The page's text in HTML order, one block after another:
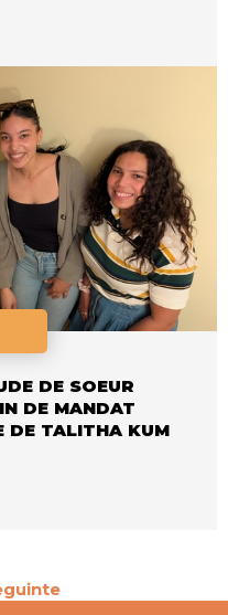
DE SOEUR
DE MANDAT
DE TALITHA KUM